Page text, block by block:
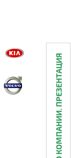
О КОМПАНИИ. ПРЕЗЕНТАЦИЯ